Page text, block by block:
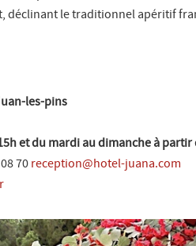
déclinant le traditionnel apéritif
les-pins
et du mardi au dimanche à partir
70 reception@hotel-juana.com